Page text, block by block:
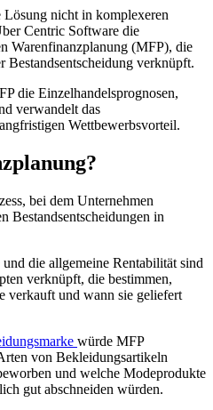
nicht in komplexeren
Centric Software die
Warenfinanzplanung (MFP), die
Bestandsentscheidung verknüpft.
die Einzelhandelsprognosen,
verwandelt das
Wettbewerbsvorteil.
bei dem Unternehmen
Bestandsentscheidungen in
die allgemeine Rentabilität sind
verknüpft, die bestimmen,
verkauft und wann sie geliefert
würde MFP
von Bekleidungsartikeln
und welche Modeprodukte
gut abschneiden würden.